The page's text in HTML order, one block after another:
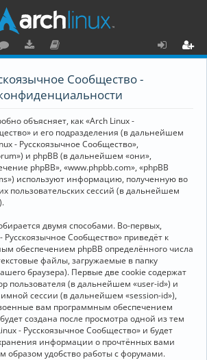
ру
и
ку
е
н
та
ц
я
Сообщество -
объясняет, как «Arch Linux -
и его подразделения (в дальнейшем
- Русскоязычное Сообщество»,
и phpBB (в дальнейшем «они»,
phpBB», «www.phpbb.com», «phpBB
используют информацию, полученную во
пользовательских сессий (в дальнейшем
двумя способами. Во-первых,
Русскоязычное Сообщество» приведёт к
обеспечением phpBB определённого числа
файлы, загружаемые в папку
браузера). Первые две cookie содержат
пользователя (в дальнейшем «user-id») и
сессии (в дальнейшем «session-id»),
вам программным обеспечением
создана после просмотра одной из тем
- Русскоязычное Сообщество» и будет
информации о прочтённых вами
образом удобство работы с форумами.